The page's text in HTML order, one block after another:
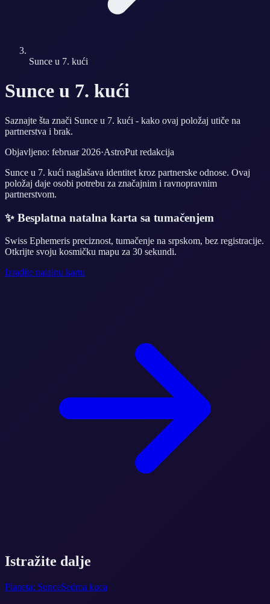
Sunce u 7. kući
Sunce u 7. kući
Saznajte šta znači Sunce u 7. kući - kako ovaj položaj utiče na
partnerstva i brak.
Objavljeno: februar 2026·AstroPut redakcija
Sunce u 7. kući naglašava identitet kroz partnerske odnose. Ovaj
položaj daje osobi potrebu za značajnim i ravnopravnim
partnerstvom.
✨ Besplatna natalna karta sa tumačenjem
Swiss Ephemeris preciznost, tumačenje na srpskom, bez registracije.
Otkrijte svoju kosmičku mapu za 30 sekundi.
Izradite natalnu kartu
Istražite dalje
Planeta: SunceSedma kuca